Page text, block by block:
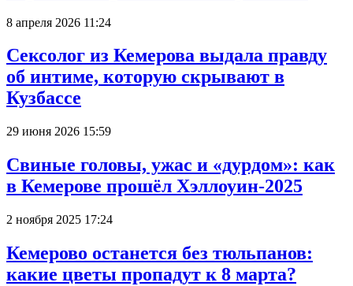
8 апреля 2026 11:24
Сексолог из Кемерова выдала правду
об интиме, которую скрывают в
Кузбассе
29 июня 2026 15:59
Свиные головы, ужас и «дурдом»: как
в Кемерове прошёл Хэллоуин-2025
2 ноября 2025 17:24
Кемерово останется без тюльпанов:
какие цветы пропадут к 8 марта?